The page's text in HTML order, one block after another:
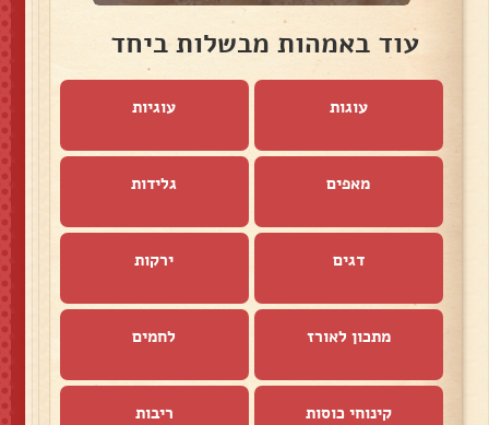
עוד באמהות מבשלות ביחד
עוגות עוגיות
מאפים גלידות
דגים ירקות
מתכון לאורז לחמים
קינוחי כוסות ריבות